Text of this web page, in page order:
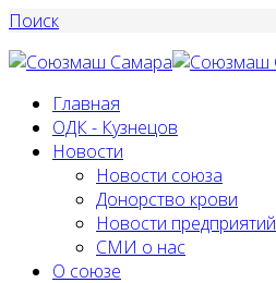
Поиск
Главная
ОДК - Кузнецов
Новости
Новости союза
Донорство крови
Новости предприятий
СМИ о нас
О союзе